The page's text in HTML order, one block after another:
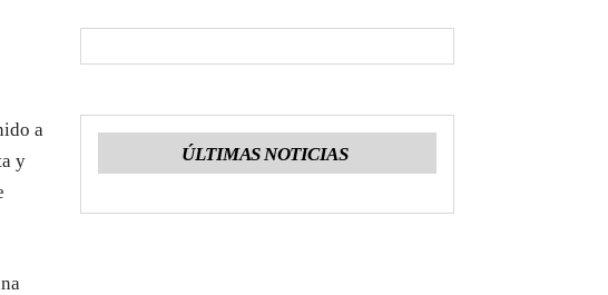
a
y
ÚLTIMAS NOTICIAS